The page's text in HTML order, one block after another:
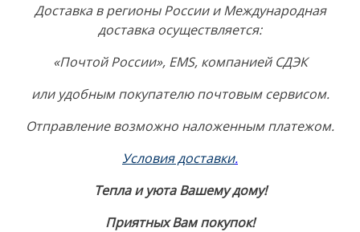
Доставка в регионы России и Международная
доставка осуществляется:
«Почтой России», EMS, компанией СДЭК
или удобным покупателю почтовым сервисом.
Отправление возможно наложенным платежом.
Условия доставки.
Тепла и уюта Вашему дому!
Приятных Вам покупок!